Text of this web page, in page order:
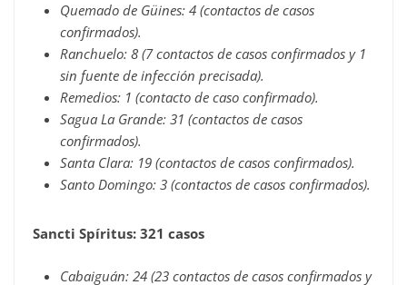
Quemado de Güines: 4 (contactos de casos
confirmados).
Ranchuelo: 8 (7 contactos de casos confirmados y 1
sin fuente de infección precisada).
Remedios: 1 (contacto de caso confirmado).
Sagua La Grande: 31 (contactos de casos
confirmados).
Santa Clara: 19 (contactos de casos confirmados).
Santo Domingo: 3 (contactos de casos confirmados).
Sancti Spíritus: 321 casos
Cabaiguán: 24 (23 contactos de casos confirmados y